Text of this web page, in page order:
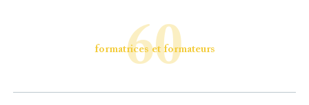
60
formatrices et formateurs